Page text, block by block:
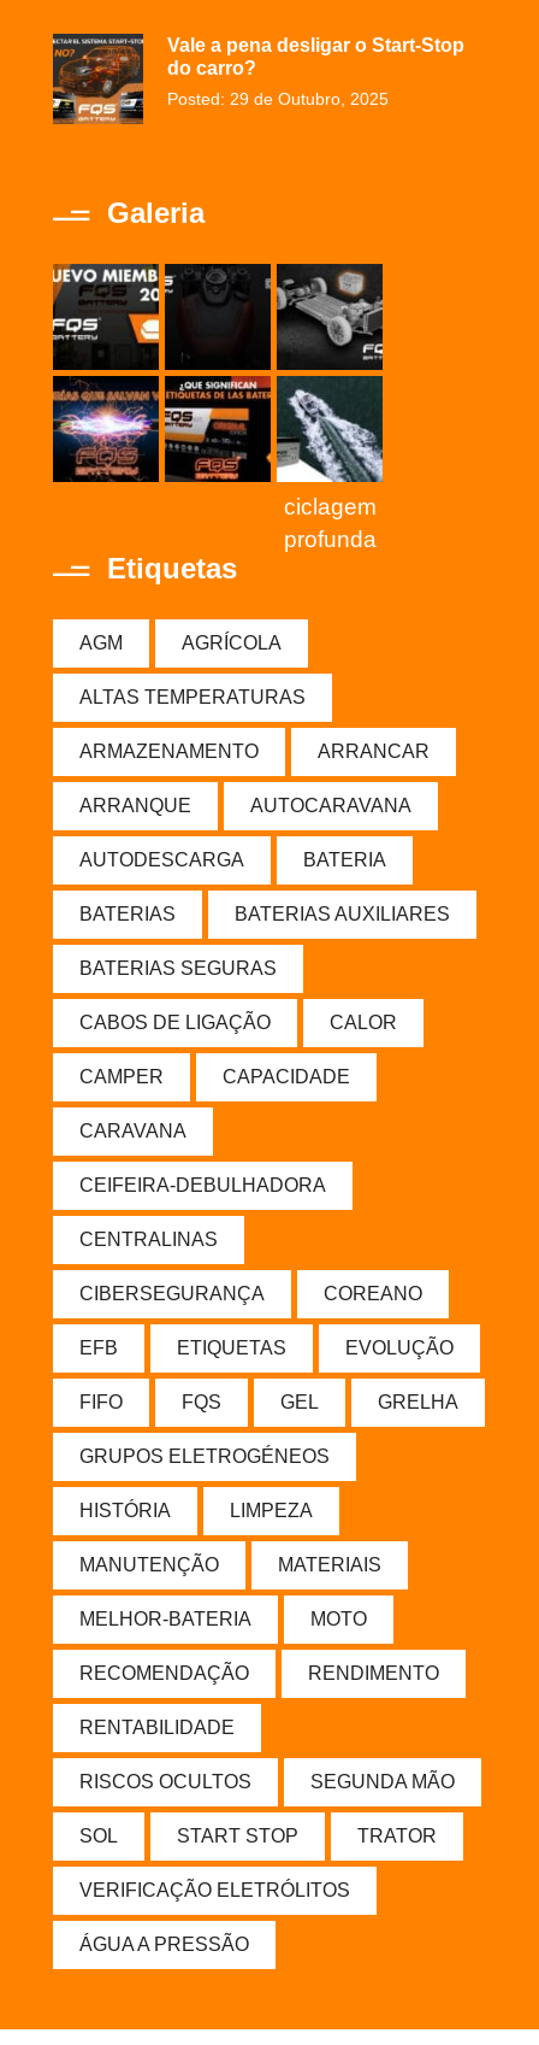
Vale a pena desligar o Start-Stop
do carro?
Posted: 29 de Outubro, 2025
Galeria
ciclagem
profunda
Etiquetas
AGM AGRÍCOLA
ALTAS TEMPERATURAS
ARMAZENAMENTO ARRANCAR
ARRANQUE AUTOCARAVANA
AUTODESCARGA BATERIA
BATERIAS BATERIAS AUXILIARES
BATERIAS SEGURAS
CABOS DE LIGAÇÃO CALOR
CAMPER CAPACIDADE
CARAVANA
CEIFEIRA-DEBULHADORA
CENTRALINAS
CIBERSEGURANÇA COREANO
EFB ETIQUETAS EVOLUÇÃO
FIFO FQS GEL GRELHA
GRUPOS ELETROGÉNEOS
HISTÓRIA LIMPEZA
MANUTENÇÃO MATERIAIS
MELHOR-BATERIA MOTO
RECOMENDAÇÃO RENDIMENTO
RENTABILIDADE
RISCOS OCULTOS SEGUNDA MÃO
SOL START STOP TRATOR
VERIFICAÇÃO ELETRÓLITOS
ÁGUA A PRESSÃO